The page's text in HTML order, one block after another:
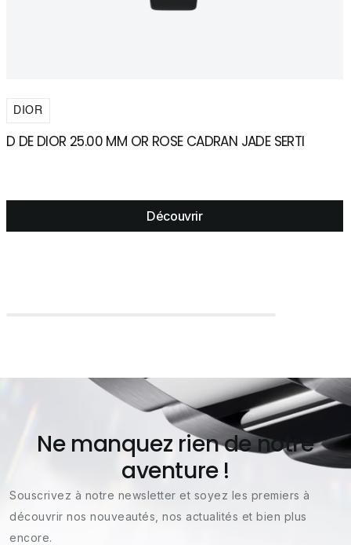
DIOR
D DE DIOR 25.00 MM OR ROSE CADRAN JADE SERTI
Découvrir
Ne manquez rien de notre
aventure !
Souscrivez à notre newsletter et soyez les premiers à
découvrir nos nouveautés, nos actualités et bien plus
encore.